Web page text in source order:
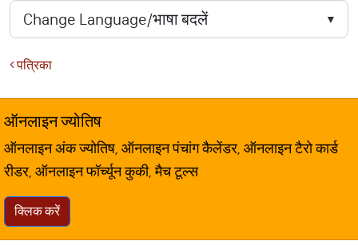
पत्रिका
ऑनलाइन ज्योतिष
ऑनलाइन अंक ज्योतिष, ऑनलाइन पंचांग कैलेंडर, ऑनलाइन टैरो कार्ड
रीडर, ऑनलाइन फॉर्च्यून कुकी, मैच टूल्स
क्लिक करें